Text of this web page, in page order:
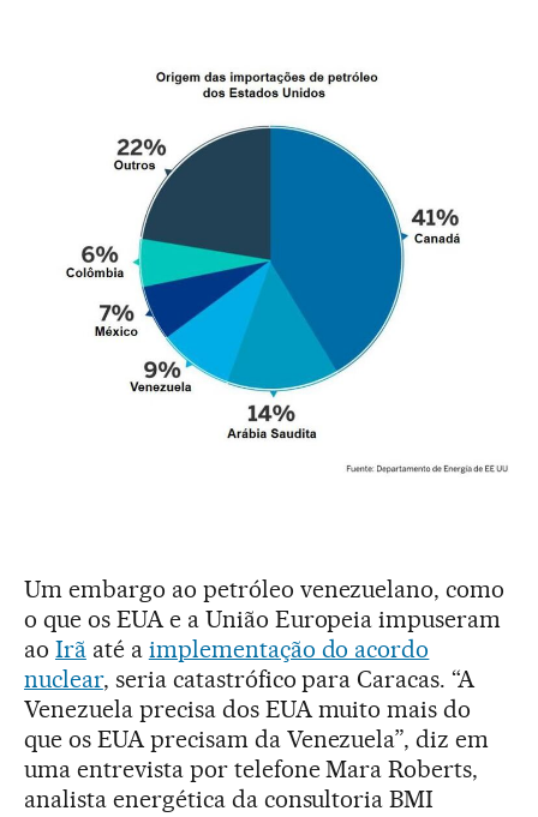
Um embargo ao petróleo venezuelano, como
o que os EUA e a União Europeia impuseram
ao Irãaté a implementação do acordo
nuclear, seria catastrófico para Caracas. “A
Venezuela precisa dos EUA muito mais do
que os EUA precisam da Venezuela”, diz em
uma entrevista por telefone Mara Roberts,
analista energética da consultoria BMI